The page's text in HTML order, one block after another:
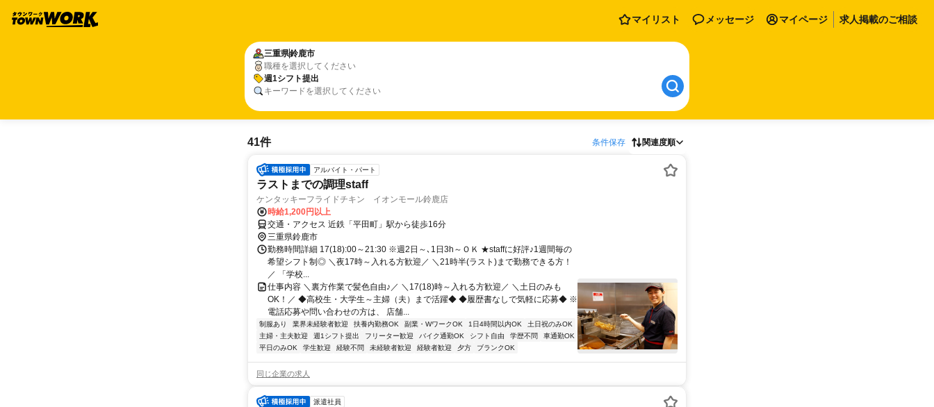
マイリスト メッセージ マイページ 求人掲載のご相談
三重県鈴鹿市
職種を選択してください
週1シフト提出
キーワードを選択してください
41件 条件保存 関連度順
アルバイト・パート
ラストまでの調理staff
ケンタッキーフライドチキン イオンモール鈴鹿店
時給1,200円以上
交通・アクセス 近鉄「平田町」駅から徒歩16分
三重県鈴鹿市
勤務時間詳細 17(18):00～21:30 ※週2日～､1日3h～ＯＫ ★staffに好評♪1週間毎の
希望シフト制◎ ＼夜17時～入れる方歓迎／ ＼21時半(ラスト)まで勤務できる方！
／ 「学校...
仕事内容 ＼裏方作業で髪色自由♪／ ＼17(18)時～入れる方歓迎／ ＼土日のみも
OK！／ ◆高校生・大学生～主婦（夫）まで活躍◆ ◆履歴書なしで気軽に応募◆ ※
電話応募や問い合わせの方は、 店舗...
制服あり 業界未経験者歓迎 扶養内勤務OK 副業・WワークOK 1日4時間以内OK
土日祝のみOK
主婦・主夫歓迎
週1シフト提出 フリーター歓迎 バイク通勤OK シフト自由 学歴不問
車通勤OK
平日のみOK
学生歓迎 経験不問 未経験者歓迎 経験者歓迎 夕方 ブランクOK
同じ企業の求人
派遣社員